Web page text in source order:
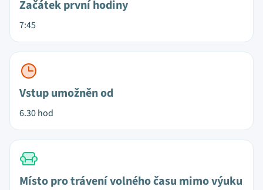
Začátek první hodiny
7:45
Vstup umožněn od
6.30 hod
Místo pro trávení volného času mimo výuku